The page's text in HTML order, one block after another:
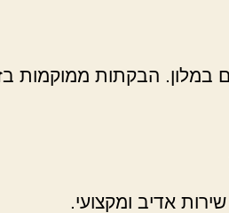
במלון. הבקתות ממוקמות
אדיב ומקצועי.